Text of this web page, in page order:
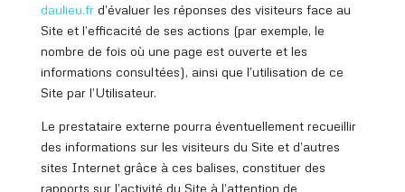
daulieu.frd’évaluer les réponses des visiteurs face au
Site et l’efficacité de ses actions (par exemple, le
nombre de fois où une page est ouverte et les
informations consultées), ainsi que l’utilisation de ce
Site par l’Utilisateur.
Le prestataire externe pourra éventuellement recueillir
des informations sur les visiteurs du Site et d’autres
sites Internet grâce à ces balises, constituer des
rapports sur l’activité du Site à l’attention de